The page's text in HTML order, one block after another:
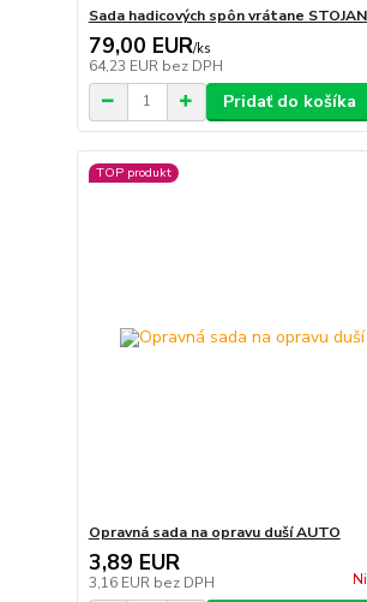
Sada hadicových spôn vrátane
79,00 EUR/ks
64,23 EUR bez DPH
Pridať do košíka
TOP produkt
Opravná sada na opravu duší AUTO
3,89 EUR
3,16 EUR bez DPH